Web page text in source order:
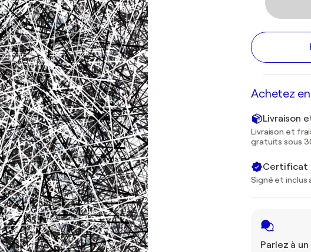
Achetez
Livraison
Livraison et
gratuits sous
Certificat
Signé et inclus
Parlez à